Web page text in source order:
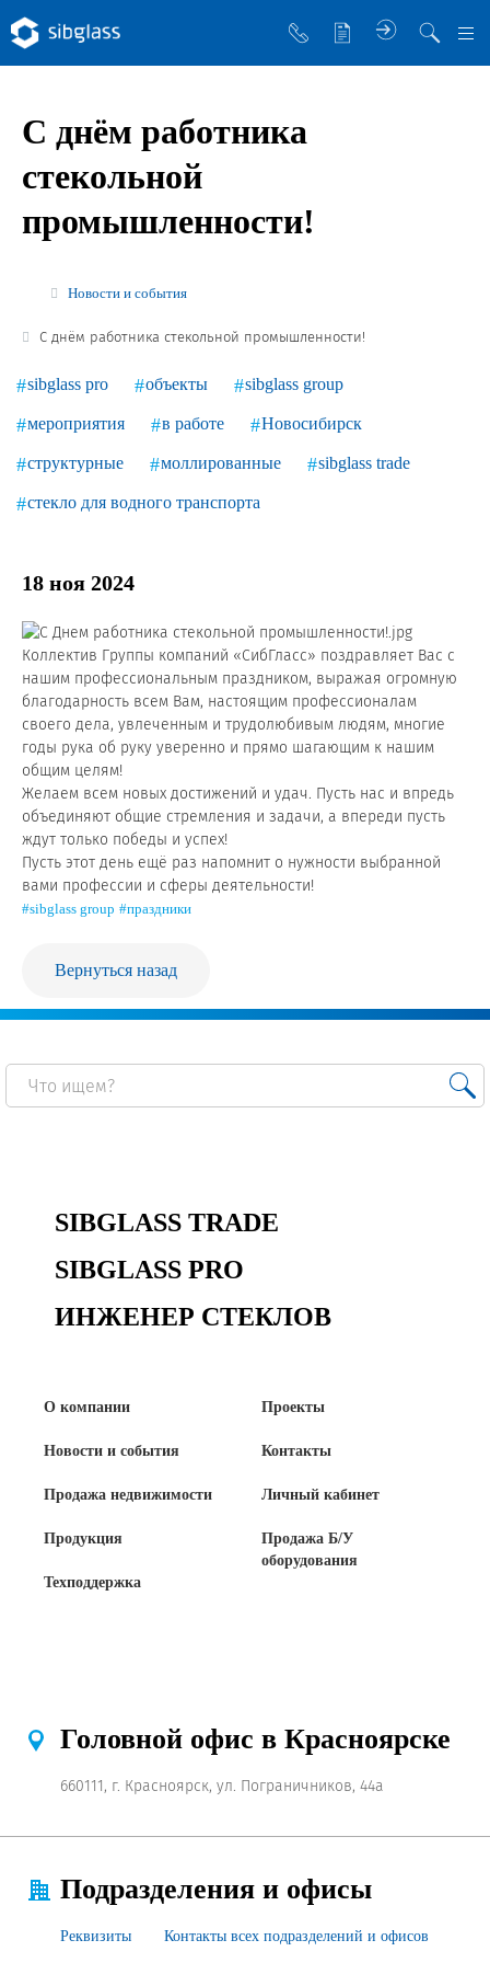
Управляющая компания
Sibglass Trade
Sibglass Pro
Работа в Sibglass
Продукция
Листовое стекло
Стекло для строительства и интерьера
Стекло для машиностроения
Стекло для мебели, оборудования и бытовой техники
Комплектующие для переработки стекла
Светопрозрачные конструкции для розничных
заказчиков
Техподдержка
Сертификаты на продукцию Sibglass Pro
Сертификаты на продукцию Sibglass Trade
ГОСТы, ТУ и другая техническая документация
Контакты
+7 (391) 278-77-77
info@sibglass.ru
Личный кабинет
Продажа Б/У оборудования
С днём работника
стекольной
промышленности!
Новости и события
С днём работника стекольной промышленности!
18 ноя 2024
Коллектив Группы компаний «СибГласс» поздравляет Вас с
нашим профессиональным праздником, выражая огромную
благодарность всем Вам, настоящим профессионалам
своего дела, увлеченным и трудолюбивым людям, многие
годы рука об руку уверенно и прямо шагающим к нашим
общим целям!
Желаем всем новых достижений и удач. Пусть нас и впредь
объединяют общие стремления и задачи, а впереди пусть
ждут только победы и успех!
Пусть этот день ещё раз напомнит о нужности выбранной
вами профессии и сферы деятельности!
#sibglass group #праздники
Вернуться назад
sibglass pro объекты sibglass group
мероприятия в работе Новосибирск
структурные моллированные sibglass trade
стекло для водного транспорта
SIBGLASS TRADE
SIBGLASS PRO
ИНЖЕНЕР СТЕКЛОВ
О компании
Новости и события
Продажа недвижимости
Продукция
Техподдержка
Проекты
Контакты
Личный кабинет
Продажа Б/У
оборудования
Головной офис в Красноярске
660111, г. Красноярск, ул. Пограничников, 44а
Подразделения и офисы
Реквизиты Контакты всех подразделений и офисов